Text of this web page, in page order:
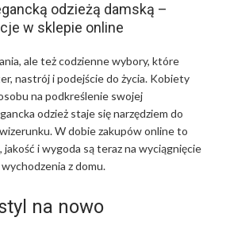
odzieżą damską –
w sklepie online
ale też codzienne wybory, które
nastrój i podejście do życia. Kobiety
na podkreślenie swojej
odzież staje się narzędziem do
W dobie zakupów online to
i wygoda są teraz na wyciągnięcie
z domu.
na nowo